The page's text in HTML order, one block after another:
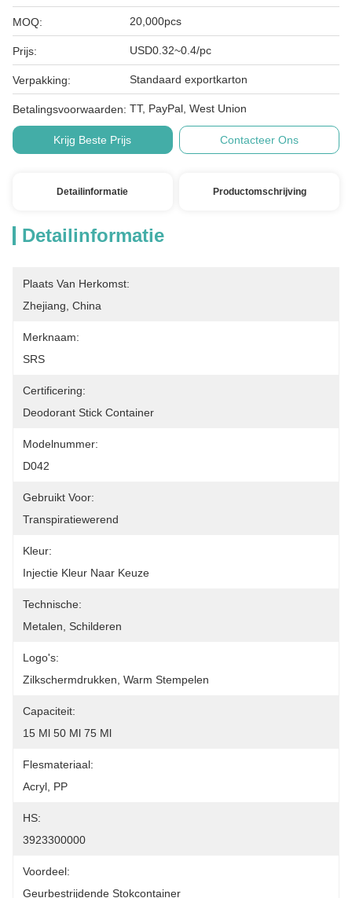
MOQ: 20,000pcs
Prijs: USD0.32~0.4/pc
Verpakking: Standaard exportkarton
Betalingsvoorwaarden: TT, PayPal, West Union
Krijg Beste Prijs Contacteer Ons
Detailinformatie Productomschrijving
Detailinformatie
Plaats Van Herkomst:
Zhejiang, China
Merknaam:
SRS
Certificering:
Deodorant Stick Container
Modelnummer:
D042
Gebruikt Voor:
Transpiratiewerend
Kleur:
Injectie Kleur Naar Keuze
Technische:
Metalen, Schilderen
Logo's:
Zilkschermdrukken, Warm Stempelen
Capaciteit:
15 Ml 50 Ml 75 Ml
Flesmateriaal:
Acryl, PP
HS:
3923300000
Voordeel:
Geurbestrijdende Stokcontainer